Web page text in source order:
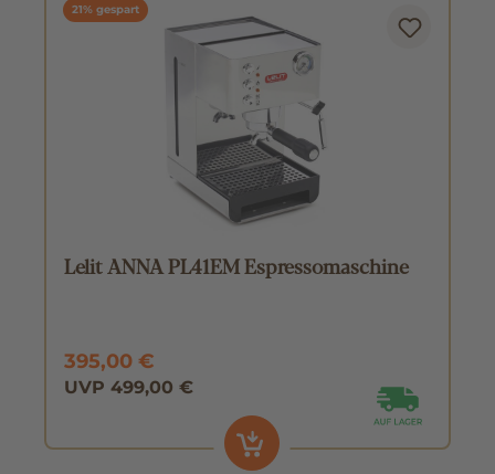
21% gespart
Lelit ANNA PL41EM Espressomaschine
395,00 €
UVP 499,00 €